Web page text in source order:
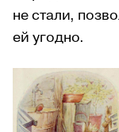
не стали,
ей угодно.